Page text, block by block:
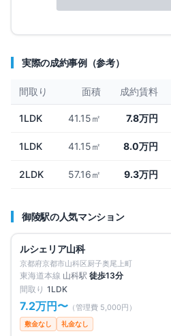
実際の成約事例（参考）
間取り 面積 成約賃料
1LDK 41.15㎡ 7.8万円
1LDK 41.15㎡ 8.0万円
2LDK 57.16㎡ 9.3万円
御陵駅の人気マンション
仲介手数料無料
ルシェリア山科
京都府京都市山科区厨子奥尾上町
東海道本線 山科駅 徒歩13分
間取り 1LDK
7.2万円〜 （管理費 5,000円 ）
敷金なし 礼金なし